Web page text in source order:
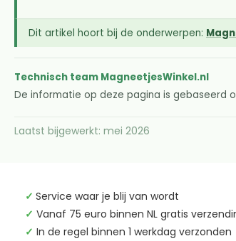
Dit artikel hoort bij de onderwerpen:
Technisch team MagneetjesWinkel.nl
De informatie op deze pagina is gebaseerd
Laatst bijgewerkt: mei 2026
✓ Service waar je blij van wordt
✓ Vanaf 75 euro binnen NL gratis
✓ In de regel binnen 1 werkdag verzonden